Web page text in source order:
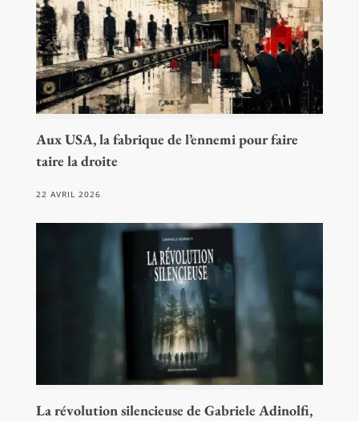
Aux USA, la fabrique de l’ennemi pour faire
taire la droite
22 AVRIL 2026
La révolution silencieuse de Gabriele Adinolfi,